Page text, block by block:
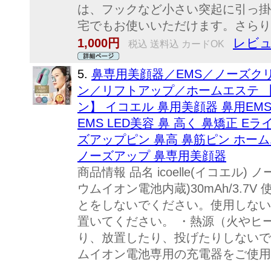
は、フックなど小さい突起に引っ
宅でもお使いいただけます。さら
1,000円
税込 送料込 カードOK レビ
5. 鼻専用美顔器／EMS／ノーズク
ン／リフトアップ／ホームエステ
ン】 イコエル 鼻用美顔器 鼻用
EMS LED美容 鼻 高く 鼻矯正 Eラ
ズアップピン 鼻高 鼻筋ピン ホー
ノーズアップ 鼻専用美顔器
商品情報 品名 icoelle(イコエル) ノ
ウムイオン電池内蔵)30mAh/3.7V
とをしないでください。使用しな
置いてください。 ・熱源（火やヒ
り、放置したり、投げたりしない
ムイオン電池専用の充電器をご使